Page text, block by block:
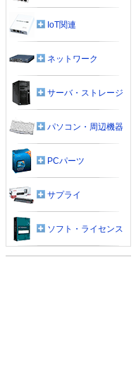
IoT関連
ネットワーク
サーバ・ストレージ
パソコン・周辺機器
PCパーツ
サプライ
ソフト・ライセンス